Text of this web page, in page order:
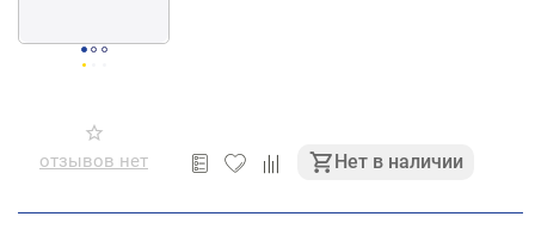
отзывов нет Нет в наличии